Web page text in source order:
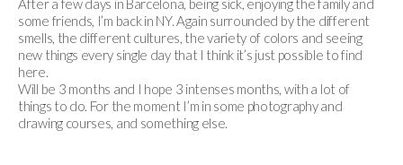
After a few days in Barcelona, being sick, enjoying the family and
some friends, I’m back in NY. Again surrounded by the different
smells, the different cultures, the variety of colors and seeing
new things every single day that I think it’s just possible to find
here.
Will be 3 months and I hope 3 intenses months, with a lot of
things to do. For the moment I’m in some photography and
drawing courses, and something else.